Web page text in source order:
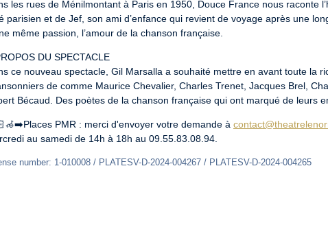
les rues de Ménilmontant à Paris en 1950, Douce France nous raconte
parisien et de Jef, son ami d’enfance qui revient de voyage après une
même passion, l’amour de la chanson française.
DU SPECTACLE
ce nouveau spectacle, Gil Marsalla a souhaité mettre en avant toute la
de comme Maurice Chevalier, Charles Trenet, Jacques Brel,
Bécaud. Des poètes de la chanson française qui ont marqué de leurs
PMR : merci d'envoyer votre demande à
au samedi de 14h à 18h au 09.55.83.08.94.
number: 1-010008 / PLATESV-D-2024-004267 / PLATESV-D-2024-004265